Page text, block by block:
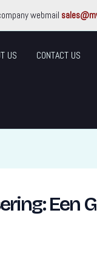
webmail
US CONTACT US
Een